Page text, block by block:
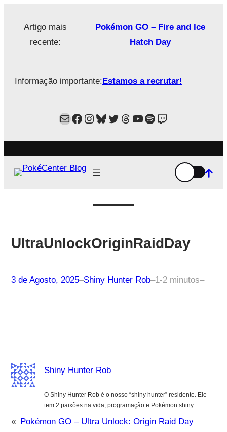
Artigo mais
recente:
Pokémon GO – Fire and Ice
Hatch Day
Informação importante:Estamos a recrutar!
MailFacebook
Instagram
Bluesky
Twitter
Estamos no Threads!
YouTube
Spotify
Twitch
UltraUnlockOriginRaidDay
3 de Agosto, 2025–Shiny Hunter Rob–1-2 minutos–
Shiny Hunter Rob
O Shiny Hunter Rob é o nosso “shiny hunter” residente. Ele
tem 2 paixões na vida, programação e Pokémon shiny.
« Pokémon GO – Ultra Unlock: Origin Raid Day